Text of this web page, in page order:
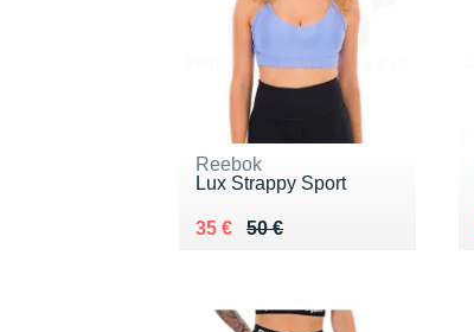
Reebok
Lux Strappy Sport
50 €
Au lieu de 50 €
35 €
Vendu 35 €